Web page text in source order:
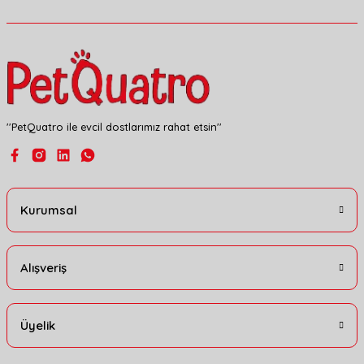
''PetQuatro ile evcil dostlarımız rahat etsin''
Kurumsal
Alışveriş
Üyelik